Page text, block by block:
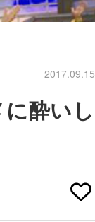
2017.09.15
酔いし